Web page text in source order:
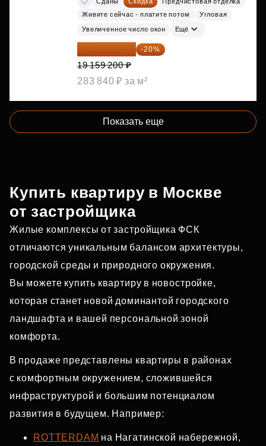
Живите сейчас - платите потом
Угловая
Увеличенное число окон Ещё
15 327 360 ₽ -20%
19 159 200 ₽
283 840 ₽ за м²
Показать еще
Купить квартиру в Москве
от застройщика
Жилые комплексы от застройщика ФСК
отличаются уникальным балансом архитектуры,
городской среды и природного окружения.
Вы можете купить квартиру в новостройке,
которая станет новой доминантой городского
ландшафта и вашей персональной зоной
комфорта.
В продаже представлены квартиры в районах
с комфортным окружением, сложившейся
инфраструктурой и большим потенциалом
развития в будущем. Например:
ROTTERDAM на Нагатинской набережной,